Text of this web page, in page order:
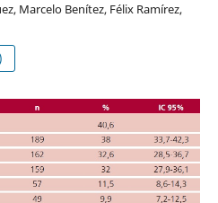
Marcelo Benítez, Félix Ramírez,